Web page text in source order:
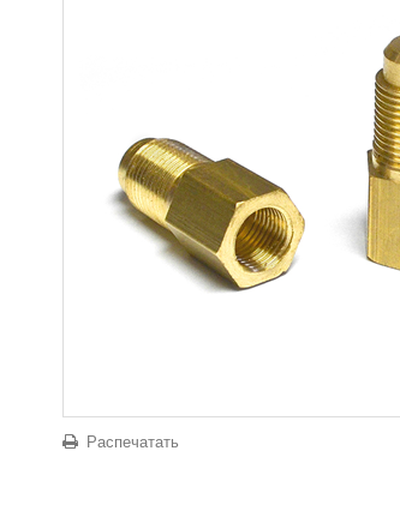
Распечатать